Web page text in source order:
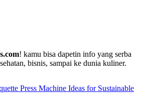
! kamu bisa dapetin info yang serba
bisnis, sampai ke dunia kuliner.
Press Machine Ideas for Sustainable